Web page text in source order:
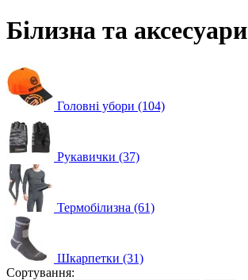
Білизна та аксесуари
Головні убори (104)
Рукавички (37)
Термобілизна (61)
Шкарпетки (31)
Сортування: